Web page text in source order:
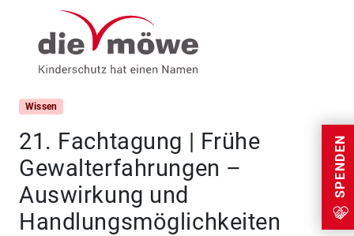
Weiter zum Inhalt
SPENDEN
Wissen
21. Fachtagung | Frühe
Gewalterfahrungen –
Auswirkung und
Handlungsmöglichkeiten